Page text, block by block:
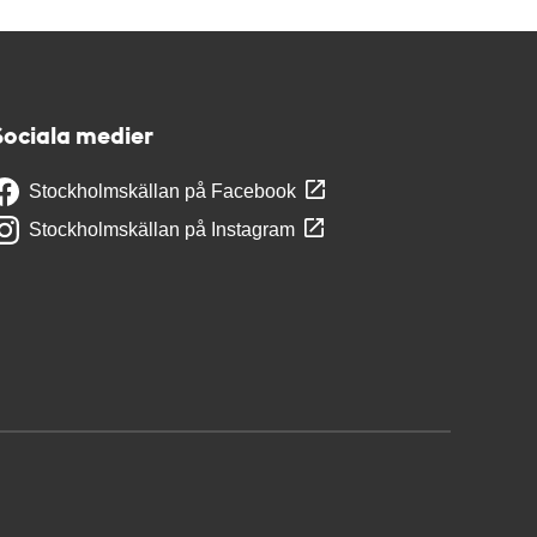
medier
Stockholmskällan på Facebook
Stockholmskällan på Instagram